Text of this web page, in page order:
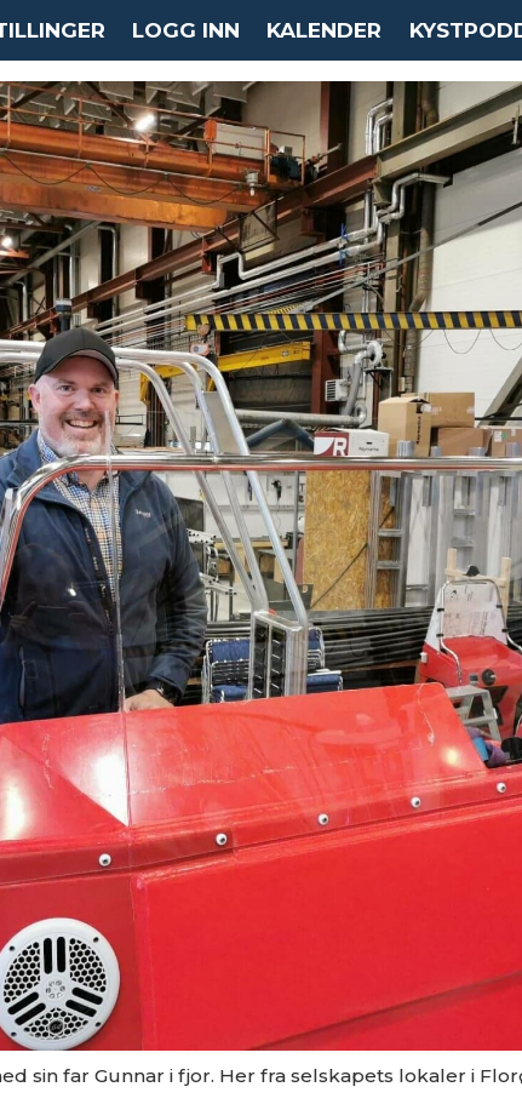
LOGG INN KALENDER
sin far Gunnar i fjor. Her fra selskapets lokaler i